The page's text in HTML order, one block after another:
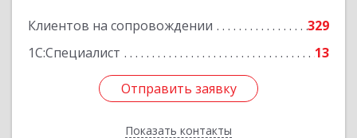
Клиентов на сопровождении
329
1С:Специалист
13
Отправить заявку
Показать контакты
Отправить заявку
Назад